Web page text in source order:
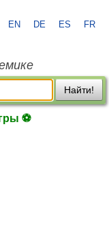
EN DE ES FR
Найти!
⚽